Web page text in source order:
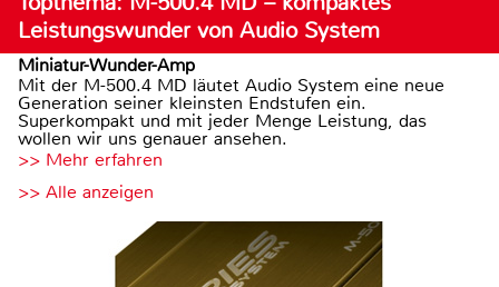
Leistungswunder von Audio System
Miniatur-Wunder-Amp
Mit der M-500.4 MD läutet Audio System eine neue
Generation seiner kleinsten Endstufen ein.
Superkompakt und mit jeder Menge Leistung, das
wollen wir uns genauer ansehen.
>> Mehr erfahren
>> Alle anzeigen